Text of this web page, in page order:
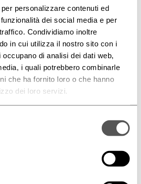
personalizzare contenuti ed
dei social media e per
Condividiamo inoltre
in cui utilizza il nostro sito con i
di analisi dei dati web,
i quali potrebbero combinarle
che ha fornito loro o che hanno
dei loro servizi.
Essence 5